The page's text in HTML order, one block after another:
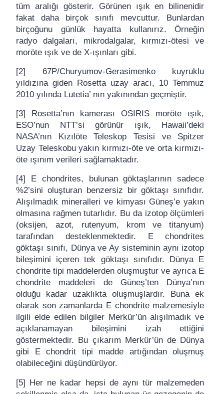
tüm aralığı gösterir. Görünen ışık en bilinenidir
fakat daha birçok sınıfı mevcuttur. Bunlardan
birçoğunu günlük hayatta kullanırız. Örneğin
radyo dalgaları, mikrodalgalar, kırmızı-ötesi ve
moröte ışık ve de X-ışınları gibi.
[2] 67P/Churyumov-Gerasimenko kuyruklu
yıldızına giden Rosetta uzay aracı, 10 Temmuz
2010 yılında Lutetia’ nın yakınından geçmiştir.
[3] Rosetta’nın kamerası OSIRIS moröte ışık,
ESO’nun NTT’si görünür ışık, Hawaii’deki
NASA’nın Kızılöte Teleskop Tesisi ve Spitzer
Uzay Teleskobu yakın kırmızı-öte ve orta kırmızı-
öte ışınım verileri sağlamaktadır.
[4] E chondrites, bulunan göktaşlarının sadece
%2’sini oluşturan benzersiz bir göktaşı sınıfıdır.
Alışılmadık mineralleri ve kimyası Güneş’e yakın
olmasına rağmen tutarlıdır. Bu da izotop ölçümleri
(oksijen, azot, rutenyum, krom ve titanyum)
tarafından desteklenmektedir. E chondrites
göktaşı sınıfı, Dünya ve Ay sisteminin aynı izotop
bileşimini içeren tek göktaşı sınıfıdır. Dünya E
chondrite tipi maddelerden oluşmuştur ve ayrıca E
chondrite maddeleri de Güneş’ten Dünya’nın
olduğu kadar uzaklıkta oluşmuşlardır. Buna ek
olarak son zamanlarda E chondrite malzemesiyle
ilgili elde edilen bilgiler Merkür’ün alışılmadık ve
açıklanamayan bileşimini izah ettiğini
göstermektedir. Bu çıkarım Merkür’ün de Dünya
gibi E chondrit tipi madde artığından oluşmuş
olabileceğini düşündürüyor.
[5] Her ne kadar hepsi de aynı tür malzemeden